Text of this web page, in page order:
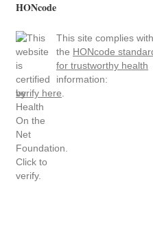
HONcode
This site complies with
the HONcode
for trustworthy health
information:
verify here